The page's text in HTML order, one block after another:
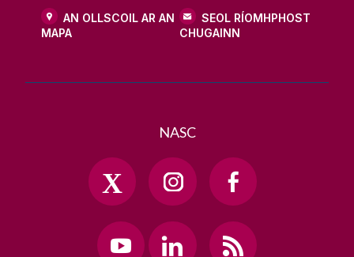
AN OLLSCOIL AR AN
MAPA
SEOL RÍOMHPHOST
CHUGAINN
NASC